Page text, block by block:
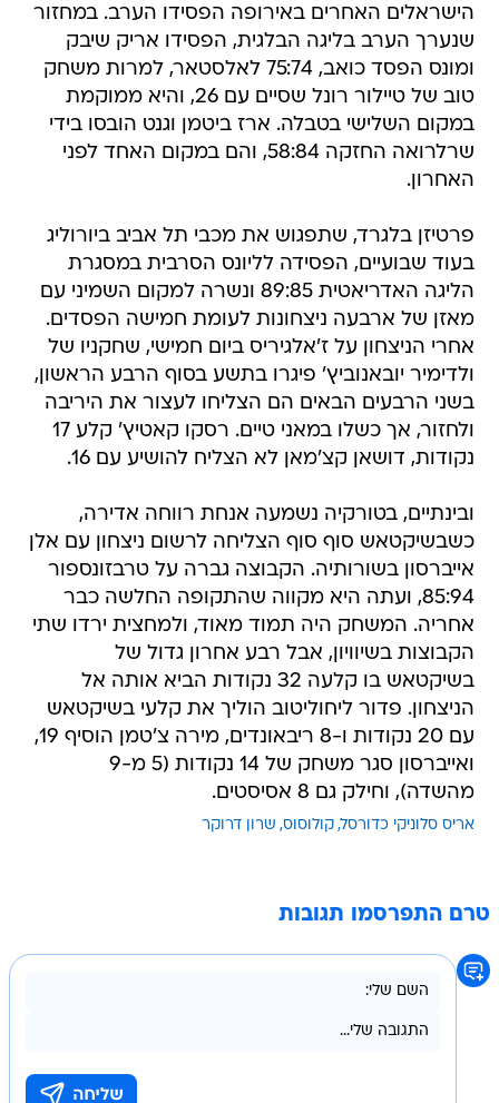
הישראלים האחרים באירופה הפסידו הערב. במחזור
שנערך הערב בליגה הבלגית, הפסידו אריק שיבק
ומונס הפסד כואב, 75:74 לאלסטאר, למרות משחק
טוב של טיילור רונל שסיים עם 26, והיא ממוקמת
במקום השלישי בטבלה. ארז ביטמן וגנט הובסו בידי
שרלרואה החזקה 58:84, והם במקום האחד לפני
האחרון.
פרטיזן בלגרד, שתפגוש את מכבי תל אביב ביורוליג
בעוד שבועיים, הפסידה לליונס הסרבית במסגרת
הליגה האדריאטית 89:85 ונשרה למקום השמיני עם
מאזן של ארבעה ניצחונות לעומת חמישה הפסדים.
אחרי הניצחון על ז'אלגיריס ביום חמישי, שחקניו של
ולדימיר יובאנוביץ' פיגרו בתשע בסוף הרבע הראשון,
בשני הרבעים הבאים הם הצליחו לעצור את היריבה
ולחזור, אך כשלו במאני טיים. רסקו קאטיץ' קלע 17
נקודות, דושאן קצ'מאן לא הצליח להושיע עם 16.
ובינתיים, בטורקיה נשמעה אנחת רווחה אדירה,
כשבשיקטאש סוף סוף הצליחה לרשום ניצחון עם אלן
אייברסון בשורותיה. הקבוצה גברה על טרבזונספור
85:94, ועתה היא מקווה שהתקופה החלשה כבר
אחריה. המשחק היה תמוד מאוד, ולמחצית ירדו שתי
הקבוצות בשיוויון, אבל רבע אחרון גדול של
בשיקטאש בו קלעה 32 נקודות הביא אותה אל
הניצחון. פדור ליחוליטוב הוליך את קלעי בשיקטאש
עם 20 נקודות ו-8 ריבאונדים, מירה צ'טמן הוסיף 19,
ואייברסון סגר משחק של 14 נקודות (5 מ-9
מהשדה), וחילק גם 8 אסיסטים.
אריס סלוניקי כדורסל קולוסוס שרון דרוקר
טרם התפרסמו תגובות